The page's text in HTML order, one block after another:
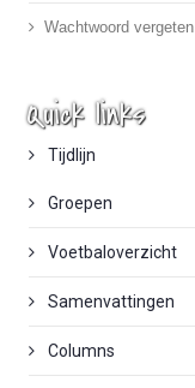
Wachtwoord vergeten
Quick links
Tijdlijn
Groepen
Voetbaloverzicht
Samenvattingen
Columns